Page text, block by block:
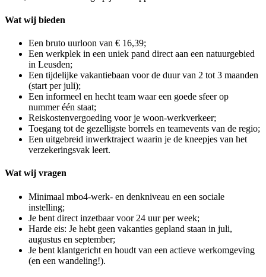
Wat wij bieden
Een bruto uurloon van € 16,39;
Een werkplek in een uniek pand direct aan een natuurgebied
in Leusden;
Een tijdelijke vakantiebaan voor de duur van 2 tot 3 maanden
(start per juli);
Een informeel en hecht team waar een goede sfeer op
nummer één staat;
Reiskostenvergoeding voor je woon-werkverkeer;
Toegang tot de gezelligste borrels en teamevents van de regio;
Een uitgebreid inwerktraject waarin je de kneepjes van het
verzekeringsvak leert.
Wat wij vragen
Minimaal mbo4-werk- en denkniveau en een sociale
instelling;
Je bent direct inzetbaar voor 24 uur per week;
Harde eis: Je hebt geen vakanties gepland staan in juli,
augustus en september;
Je bent klantgericht en houdt van een actieve werkomgeving
(en een wandeling!).